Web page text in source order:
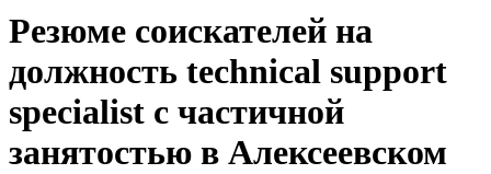
Резюме соискателей на
должность technical support
specialist с частичной
занятостью в Алексеевском